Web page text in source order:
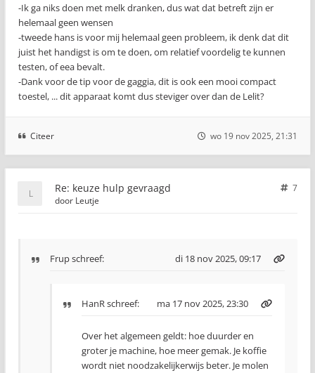
-Ik ga niks doen met melk dranken, dus wat dat betreft zijn er
helemaal geen wensen
-tweede hans is voor mij helemaal geen probleem, ik denk dat dit
juist het handigst is om te doen, om relatief voordelig te kunnen
testen, of eea bevalt.
-Dank voor de tip voor de gaggia, dit is ook een mooi compact
toestel, ... dit apparaat komt dus steviger over dan de Lelit?
Citeer wo 19 nov 2025, 21:31
Re: keuze hulp gevraagd
7
door Leutje
Frupschreef: di 18 nov 2025, 09:17
HanRschreef: ma 17 nov 2025, 23:30
Over het algemeen geldt: hoe duurder en
groter je machine, hoe meer gemak. Je koffie
wordt niet noodzakelijkerwijs beter. Je molen